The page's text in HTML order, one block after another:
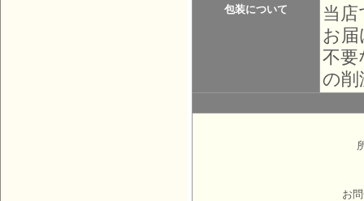
包装について
当
お
不要
の
お